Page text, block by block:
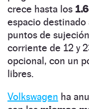
crece hasta los
espacio
puntos de
corriente de 12 y
opcional, con un
libres.
Volkswagen ha